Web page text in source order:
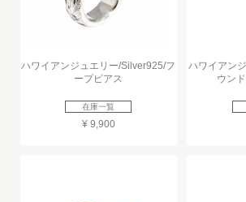
ハワイアンジュエリー/Silver925/フ
ープピアス
在庫一覧
¥ 9,900
ハワイアン
ウン